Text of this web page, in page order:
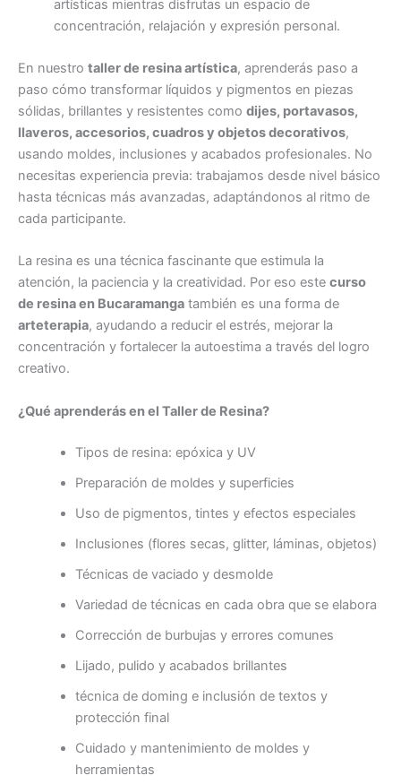
artísticas mientras disfrutas un espacio de
concentración, relajación y expresión personal.
En nuestro taller de resina artística, aprenderás paso a
paso cómo transformar líquidos y pigmentos en piezas
sólidas, brillantes y resistentes como dijes, portavasos,
llaveros, accesorios, cuadros y objetos decorativos,
usando moldes, inclusiones y acabados profesionales. No
necesitas experiencia previa: trabajamos desde nivel básico
hasta técnicas más avanzadas, adaptándonos al ritmo de
cada participante.
La resina es una técnica fascinante que estimula la
atención, la paciencia y la creatividad. Por eso este curso
de resina en Bucaramanga también es una forma de
arteterapia, ayudando a reducir el estrés, mejorar la
concentración y fortalecer la autoestima a través del logro
creativo.
¿Qué aprenderás en el Taller de Resina?
Tipos de resina: epóxica y UV
Preparación de moldes y superficies
Uso de pigmentos, tintes y efectos especiales
Inclusiones (flores secas, glitter, láminas, objetos)
Técnicas de vaciado y desmolde
Variedad de técnicas en cada obra que se elabora
Corrección de burbujas y errores comunes
Lijado, pulido y acabados brillantes
técnica de doming e inclusión de textos y
protección final
Cuidado y mantenimiento de moldes y
herramientas